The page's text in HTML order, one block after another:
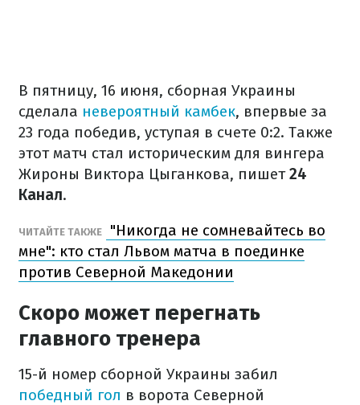
В пятницу, 16 июня, сборная Украины
сделала невероятный камбек, впервые за
23 года победив, уступая в счете 0:2. Также
этот матч стал историческим для вингера
Жироны Виктора Цыганкова, пишет24
Канал.
ЧИТАЙТЕ ТАКЖЕ
"Никогда не сомневайтесь во
мне": кто стал Львом матча в поединке
против Северной Македонии
Скоро может перегнать
главного тренера
15-й номер сборной Украины забил
победный гол в ворота Северной